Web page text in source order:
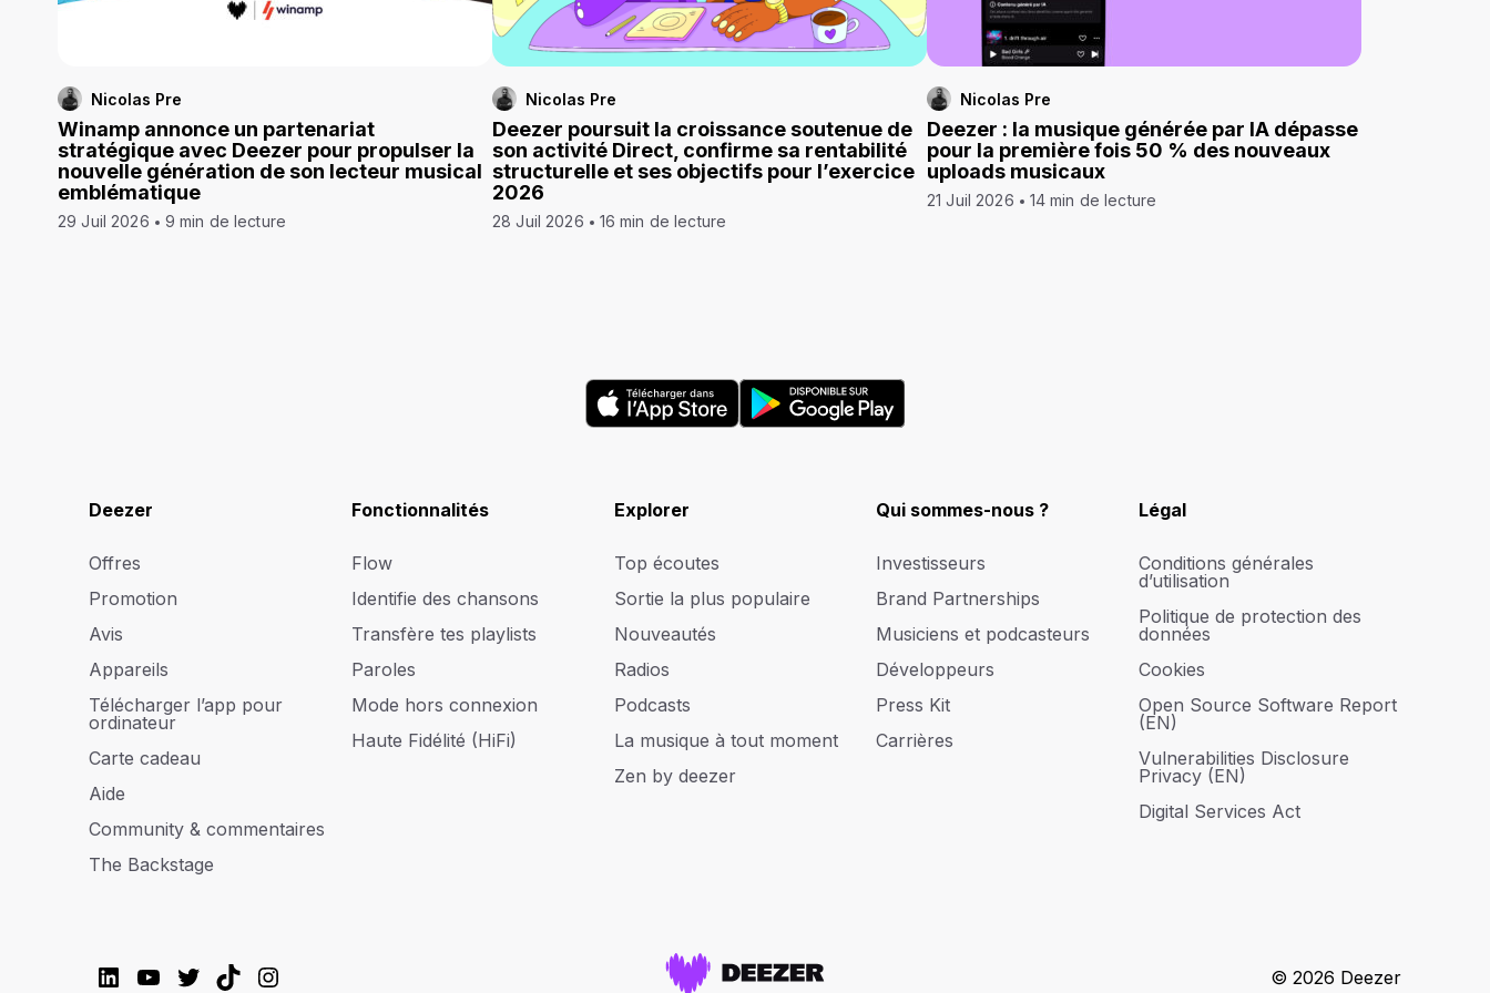
Nicolas Pre
Winamp annonce un partenariat
stratégique avec Deezer pour propulser la
nouvelle génération de son lecteur musical
emblématique
29 Juil 2026 9 min de lecture
Nicolas Pre
Deezer poursuit la croissance soutenue de
son activité Direct, confirme sa rentabilité
structurelle et ses objectifs pour l’exercice
2026
28 Juil 2026 16 min de lecture
Nicolas Pre
Deezer : la musique générée par IA dépasse
pour la première fois 50 % des nouveaux
uploads musicaux
21 Juil 2026 14 min de lecture
Deezer
Offres
Promotion
Avis
Appareils
Télécharger l’app pour
ordinateur
Carte cadeau
Aide
Community & commentaires
The Backstage
Fonctionnalités
Flow
Identifie des chansons
Transfère tes playlists
Paroles
Mode hors connexion
Haute Fidélité (HiFi)
Explorer
Top écoutes
Sortie la plus populaire
Nouveautés
Radios
Podcasts
La musique à tout moment
Zen by deezer
Qui sommes-nous ?
Investisseurs
Brand Partnerships
Musiciens et podcasteurs
Développeurs
Press Kit
Carrières
Légal
Conditions générales
d’utilisation
Politique de protection des
données
Cookies
Open Source Software Report
(EN)
Vulnerabilities Disclosure
Privacy (EN)
Digital Services Act
LinkedIn
YouTube
Twitter
TikTokInstagram © 2026 Deezer